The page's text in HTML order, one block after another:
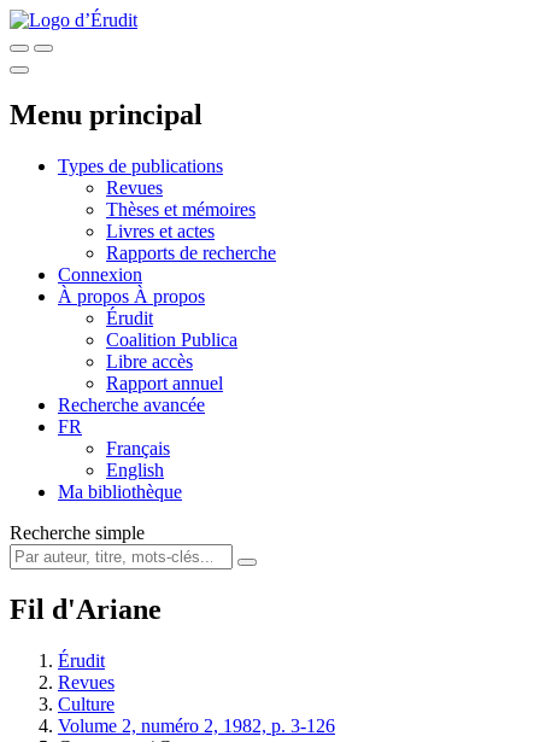
Menu principal
Types de publications
Revues
Thèses et mémoires
Livres et actes
Rapports de recherche
Connexion
À propos À propos
Érudit
Coalition Publica
Libre accès
Rapport annuel
Recherche avancée
FR
Français
English
Ma bibliothèque
Recherche simple
Fil d'Ariane
Érudit
Revues
Culture
Volume 2, numéro 2, 1982, p. 3-126